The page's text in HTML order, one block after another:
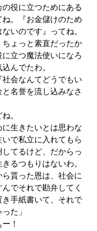
役に立つためにある
ね。『お金儲けのため
いのです』ってね。
ょっと素直だったか
に立つ魔法使いになろ
んでたわ。
会なんてどうでもい
名誉を流し込みなさ
。
生きたいとは思わな
で私立に入れてもら
してるけど、だからっ
るつもりはないわ。
貰った恩は、社会に
でそれで勘弁してく
き手紙書いて、それで
た」
！